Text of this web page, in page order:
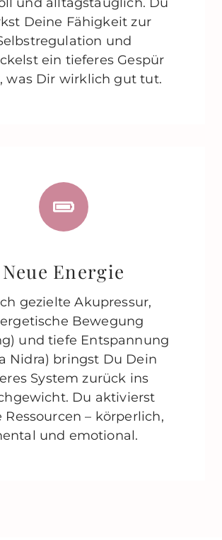
Deine Fähigkeit zur
und
ein tieferes Gespür
was Dir wirklich gut tut.
Neue Energie
gezielte Akupressur,
Bewegung
und tiefe Entspannung
Nidra) bringst Du Dein
System zurück ins
Du aktivierst
Ressourcen – körperlich,
und emotional.